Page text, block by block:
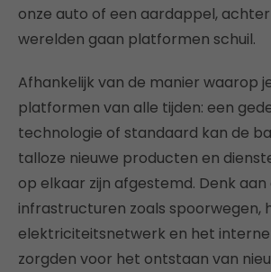
onze auto of een aardappel,
werelden gaan platformen schuil.
Afhankelijk van de manier waarop
platformen van alle tijden: een
technologie of standaard kan de
talloze nieuwe producten en
op elkaar zijn afgestemd. Denk
infrastructuren zoals spoorwegen,
elektriciteitsnetwerk en het
zorgden voor het ontstaan van